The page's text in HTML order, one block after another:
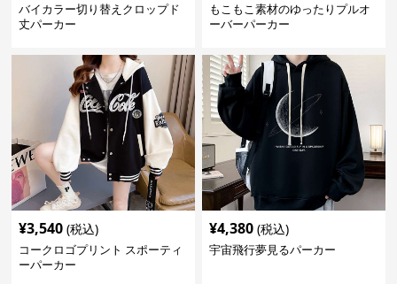
バイカラー切り替えクロップド
丈パーカー
もこもこ素材のゆったりプルオ
ーバーパーカー
¥3,540 (税込)
コークロゴプリント スポーティ
ーパーカー
¥4,380 (税込)
宇宙飛行夢見るパーカー